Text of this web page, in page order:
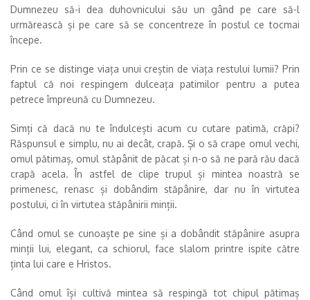
Dumnezeu să-i dea duhovnicului său un gând pe care să-l
urmărească și pe care să se concentreze în postul ce tocmai
începe.
Prin ce se distinge viața unui creștin de viața restului lumii? Prin
faptul că noi respingem dulceața patimilor pentru a putea
petrece împreună cu Dumnezeu.
Simți că dacă nu te îndulcești acum cu cutare patimă, crăpi?
Răspunsul e simplu, nu ai decât, crapă. Și o să crape omul vechi,
omul pătimaș, omul stăpânit de păcat și n-o să ne pară rău dacă
crapă acela. În astfel de clipe trupul și mintea noastră se
primenesc, renasc și dobândim stăpânire, dar nu în virtutea
postului, ci în virtutea stăpânirii minții.
Când omul se cunoaște pe sine și a dobândit stăpânire asupra
minții lui, elegant, ca schiorul, face slalom printre ispite către
ținta lui care e Hristos.
Când omul își cultivă mintea să respingă tot chipul pătimaș